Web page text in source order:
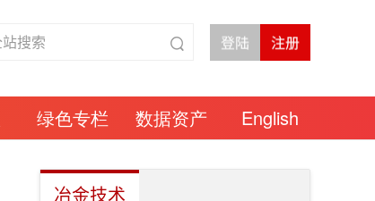
绿色专栏 数据资产 English
冶金技术